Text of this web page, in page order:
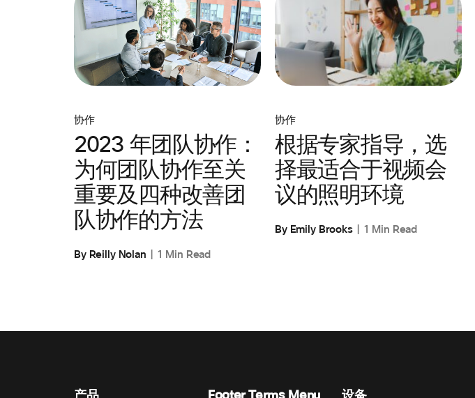
协作
2023 年团队协作：
为何团队协作至关
重要及四种改善团
队协作的方法
By Reilly Nolan 1 Min Read
协作
根据专家指导，选
择最适合于视频会
议的照明环境
By Emily Brooks 1 Min Read